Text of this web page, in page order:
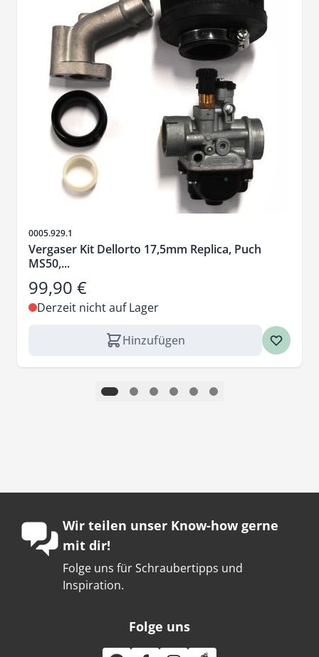
Artikelnr.
0005.929.1
Vergaser Kit Dellorto 17,5mm Replica, Puch
MS50,...
99,90 €
Derzeit nicht auf Lager
Hinzufügen
Wir teilen unser Know-how gerne
mit dir!
Folge uns für Schraubertipps und
Inspiration.
Folge uns